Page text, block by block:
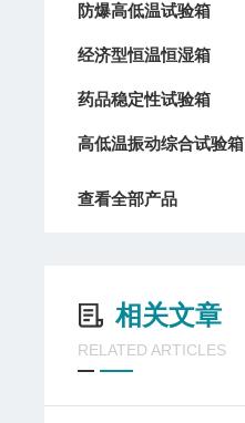
防爆高低温试验箱
经济型恒温恒湿箱
药品稳定性试验箱
高低温振动综合试验箱
查看全部产品
相关文章
RELATED ARTICLES